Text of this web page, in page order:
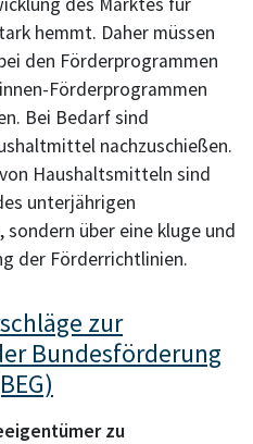
hemmt. Daher müssen
den Förderprogrammen
Förderprogrammen
Bei Bedarf sind
nachzuschießen.
Haushaltsmitteln sind
unterjährigen
über eine kluge und
der Förderrichtlinien.
zur
Bundesförderung
zu